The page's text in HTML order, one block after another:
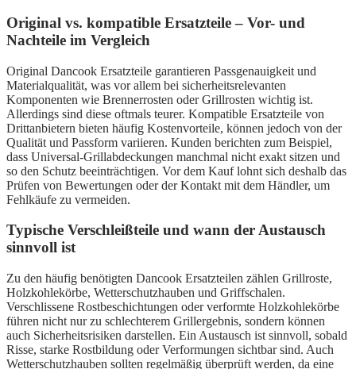
Original vs. kompatible Ersatzteile – Vor- und
Nachteile im Vergleich
Original Dancook Ersatzteile garantieren Passgenauigkeit und
Materialqualität, was vor allem bei sicherheitsrelevanten
Komponenten wie Brennerrosten oder Grillrosten wichtig ist.
Allerdings sind diese oftmals teurer. Kompatible Ersatzteile von
Drittanbietern bieten häufig Kostenvorteile, können jedoch von der
Qualität und Passform variieren. Kunden berichten zum Beispiel,
dass Universal-Grillabdeckungen manchmal nicht exakt sitzen und
so den Schutz beeinträchtigen. Vor dem Kauf lohnt sich deshalb das
Prüfen von Bewertungen oder der Kontakt mit dem Händler, um
Fehlkäufe zu vermeiden.
Typische Verschleißteile und wann der Austausch
sinnvoll ist
Zu den häufig benötigten Dancook Ersatzteilen zählen Grillroste,
Holzkohlekörbe, Wetterschutzhauben und Griffschalen.
Verschlissene Rostbeschichtungen oder verformte Holzkohlekörbe
führen nicht nur zu schlechterem Grillergebnis, sondern können
auch Sicherheitsrisiken darstellen. Ein Austausch ist sinnvoll, sobald
Risse, starke Rostbildung oder Verformungen sichtbar sind. Auch
Wetterschutzhauben sollten regelmäßig überprüft werden, da eine